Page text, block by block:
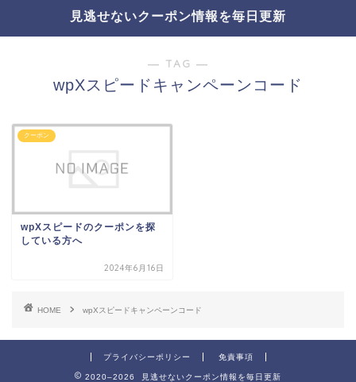
見逃せないクーポン情報を毎日更新
― TAG ―
wpXスピードキャンペーンコード
クーポン
wpXスピードのクーポンを探
している方へ
2024年6月16日
HOME wpXスピードキャンペーンコード
プライバシーポリシー 免責事項
2020–2026 見逃せないクーポン情報を毎日更新